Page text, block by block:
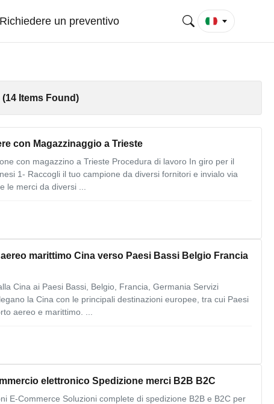
Richiedere un preventivo
(14 Items Found)
con Magazzinaggio a Trieste
con magazzino a Trieste Procedura di lavoro In giro per il
1- Raccogli il tuo campione da diversi fornitori e invialo via
le merci da diversi ...
marittimo Cina verso Paesi Bassi Belgio Francia
Cina ai Paesi Bassi, Belgio, Francia, Germania Servizi
la Cina con le principali destinazioni europee, tra cui Paesi
aereo e marittimo. ...
elettronico Spedizione merci B2B B2C
E-Commerce Soluzioni complete di spedizione B2B e B2C per